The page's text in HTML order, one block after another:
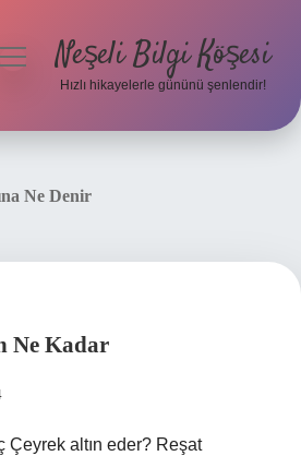
menüyüNeşeli Bilgi Köşesi
Hızlı hikayelerle gününü şenlendir!
Ne Denir
Ne Kadar
Çeyrek altın eder? Reşat